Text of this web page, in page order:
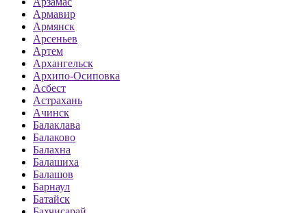
Армавир
Армянск
Арсеньев
Артем
Архангельск
Архипо-Осиповка
Асбест
Астрахань
Ачинск
Балаклава
Балаково
Балахна
Балашиха
Балашов
Барнаул
Батайск